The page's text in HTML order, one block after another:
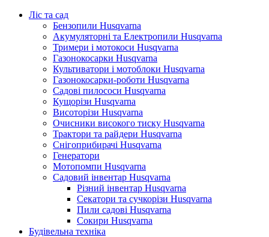
Ліс та сад
Бензопили Husqvarna
Акумуляторні та Електропили Husqvarna
Тримери і мотокоси Husqvarna
Газонокосарки Husqvarna
Культиватори і мотоблоки Husqvarna
Газонокосарки-роботи Husqvarna
Садові пилососи Husqvarna
Кущорізи Husqvarna
Висоторізи Husqvarna
Очисники високого тиску Husqvarna
Трактори та райдери Husqvarna
Снігоприбирачі Husqvarna
Генератори
Мотопомпи Husqvarna
Садовий інвентар Husqvarna
Різний інвентар Husqvarna
Секатори та сучкорізи Husqvarna
Пили садові Husqvarna
Сокири Husqvarna
Будівельна техніка